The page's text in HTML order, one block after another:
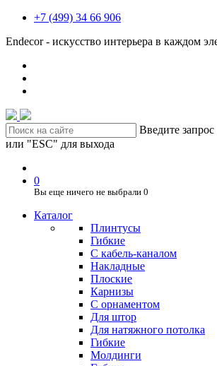
+7 (499) 34 66 906
Endecor - искусство интерьера в каждом
Введите
или "ESC" для выхода
0
Вы еще ничего не выбрали 0
Каталог
Плинтусы
Гибкие
C кабель-каналом
Накладные
Плоские
Карнизы
С орнаментом
Для штор
Для натяжного потолка
Гибкие
Молдинги